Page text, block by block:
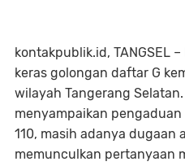
kontakpublik.id, TANGSEL
keras golongan daftar G
wilayah Tangerang
menyampaikan
110, masih adanya dugaan
memunculkan pertanyaan